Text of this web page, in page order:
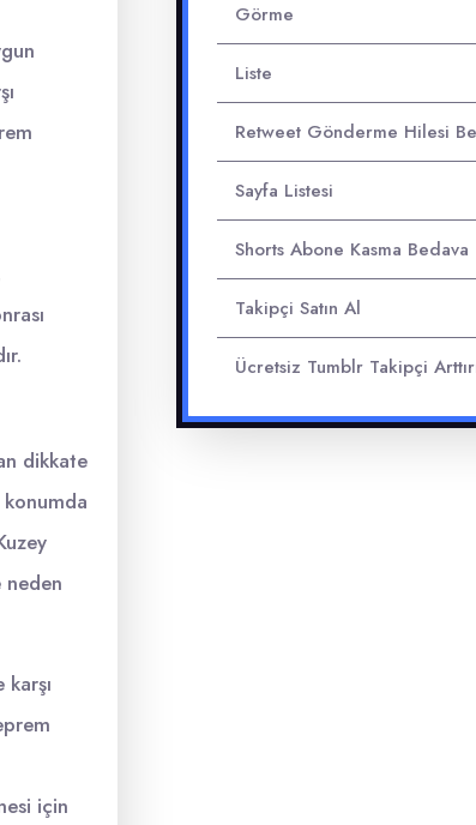
dikkate
konumda
neden
için
Görme
Liste
Retweet Gönderme Hilesi
Sayfa Listesi
Shorts Abone Kasma Bedava
Takipçi Satın Al
Ücretsiz Tumblr Takipçi